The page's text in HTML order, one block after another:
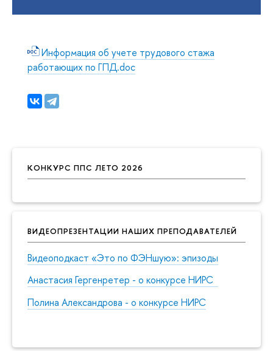
КОНКУРС ППС ЛЕТО 2026
ВИДЕОПРЕЗЕНТАЦИИ НАШИХ ПРЕПОДАВАТЕЛЕЙ
Видеоподкаст «Это по ФЭНшую»: эпизоды
Анастасия Гергенретер - о конкурсе НИРС
Полина Александрова - о конкурсе НИРС
Информация об учете трудового стажа
работающих по ГПД.doc